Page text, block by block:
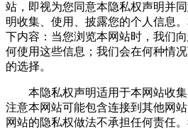
站，即视为您同意本隐私权声明并
明收集、使用、披露您的个人信息
下内容：当您浏览本网站时，我们
何使用这些信息；我们会在何种情
的选择。
本隐私权声明适用于本网站收集
注意本网站可能包含连接到其他网
网站的隐私权做法不承担任何责任